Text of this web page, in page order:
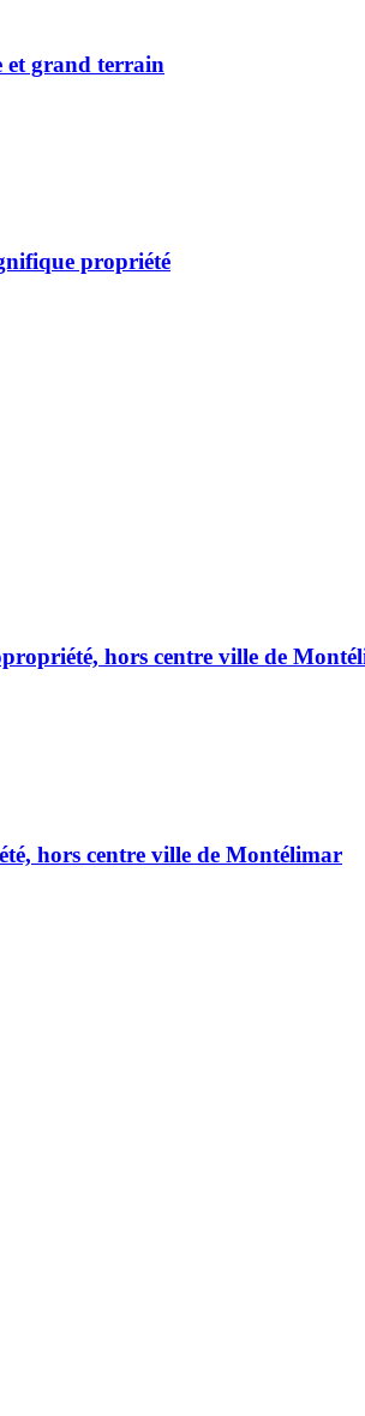
et grand terrain
propriété
hors centre ville de
hors centre ville de Montélimar